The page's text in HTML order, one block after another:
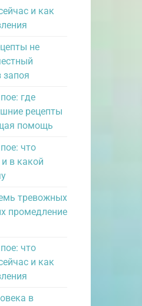
и как
не
запоя
где
рецепты
помощь
что
в какой
тревожных
промедление
что
и как
в